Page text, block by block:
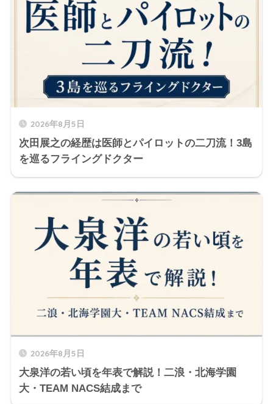
2026年8月5日
次田展之の経歴は医師とパイロットの二刀流！3島
を巡るフライングドクター
2026年8月5日
大泉洋の若い頃を年表で解説！二浪・北海学園
大・TEAM NACS結成まで